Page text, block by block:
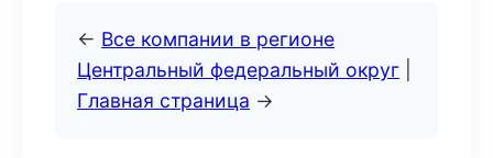
← Все компании в регионе
Центральный федеральный округ
Главная страница →